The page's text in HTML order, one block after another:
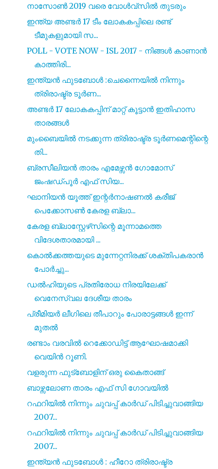
നാസോൺ 2019 വരെ വോൾവ്സിൽ തുടരും
ഇന്ത്യ അണ്ടർ 17 ടീം ലോകകപ്പിലെ രണ്ട്
ടീമുകളുമായി സ...
POLL - VOTE NOW - ISL 2017 - നിങ്ങൾ കാണാൻ
കാത്തിരി...
ഇന്ത്യൻ ഫുടബോൾ :ചെന്നൈയിൽ നിന്നും
ത്രിരാഷ്ട്ര ടൂർണ...
അണ്ടർ 17 ലോകകപ്പിന് മാറ്റ് കൂട്ടാൻ ഇതിഹാസ
താരങ്ങൾ
മുംബൈയിൽ നടക്കുന്ന ത്രിരാഷ്ട്ര ടൂർണമെന്റിന്റെ
തി...
ബ്രസീലിയൻ താരം എമേഴ്സൻ ഗോമോസ്‌
ജംഷഡ്‌പൂർ എഫ് സിയ...
ഘാനിയൻ യൂത്ത് ഇന്റർനാഷണൽ കരീജ്
പെക്കോസൺ കേരള ബ്ലാ...
കേരള ബ്ലാസ്റ്റേഴ്‌സിന്റെ മൂന്നാമത്തെ
വിദേശതാരമായി ...
കൊൽക്കത്തയുടെ മുന്നേറ്റനിരക്ക് ശക്‌തിപകരാൻ
പോർച്ചു...
ഡൽഹിയുടെ പ്രതിരോധ നിരയിലേക്ക്
വെനേസ്വല ദേശീയ താരം
പ്രീമിയർ ലീഗിലെ തീപാറും പോരാട്ടങ്ങൾ ഇന്ന്
മുതൽ
രണ്ടാം വരവിൽ റെക്കോഡിട്ട് ആഘോഷമാക്കി
വെയിൻ റൂണി.
വളരുന്ന ഫുട്ബോളിന് ഒരു കൈതാങ്ങ്
ബാഴ്സലോണ താരം എഫ് സി ഗോവയിൽ
റഫറിയിൽ നിന്നും ചുവപ്പ് കാർഡ് പിടിച്ചുവാങ്ങിയ
2007...
റഫറിയിൽ നിന്നും ചുവപ്പ് കാർഡ് പിടിച്ചുവാങ്ങിയ
2007...
ഇന്ത്യൻ ഫുടബോൾ : ഹീറോ ത്രിരാഷ്ട്ര